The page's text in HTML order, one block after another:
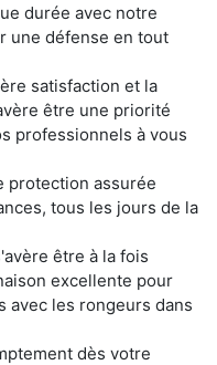
durée avec notre
une défense en tout
satisfaction et la
être une priorité
professionnels à vous
protection assurée
tous les jours de la
être à la fois
excellente pour
avec les rongeurs dans
dès votre